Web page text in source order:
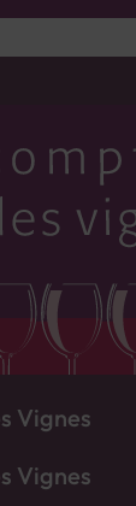
Vignes
Vignes